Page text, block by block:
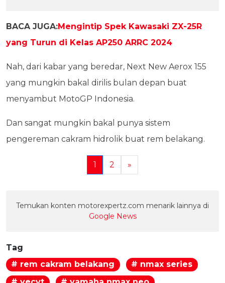
BACA JUGA:Mengintip Spek Kawasaki ZX-25R
yang Turun di Kelas AP250 ARRC 2024
Nah, dari kabar yang beredar, Next New Aerox 155
yang mungkin bakal dirilis bulan depan buat
menyambut MotoGP Indonesia.
Dan sangat mungkin bakal punya sistem
pengereman cakram hidrolik buat rem belakang.
1 2 »
Temukan konten motorexpertz.com menarik lainnya di
Google News
Tag
# rem cakram belakang
# nmax series